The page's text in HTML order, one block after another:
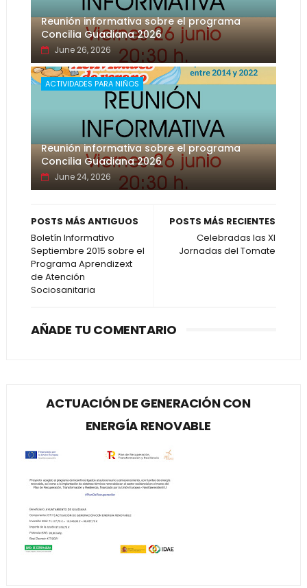
Reunión informativa sobre el programa
Concilia Guadiana 2026
June 26, 2026
ACTIVIDADES PARA NIÑOS
Reunión informativa sobre el programa
Concilia Guadiana 2026
June 24, 2026
POSTS MÁS RECIENTES
Celebradas las XI
Jornadas del Tomate
POSTS MÁS ANTIGUOS
Boletín Informativo
Septiembre 2015 sobre el
Programa Aprendizext
de Atención
Sociosanitaria
AÑADE TU COMENTARIO
ACTUACIÓN DE GENERACIÓN CON
ENERGÍA RENOVABLE